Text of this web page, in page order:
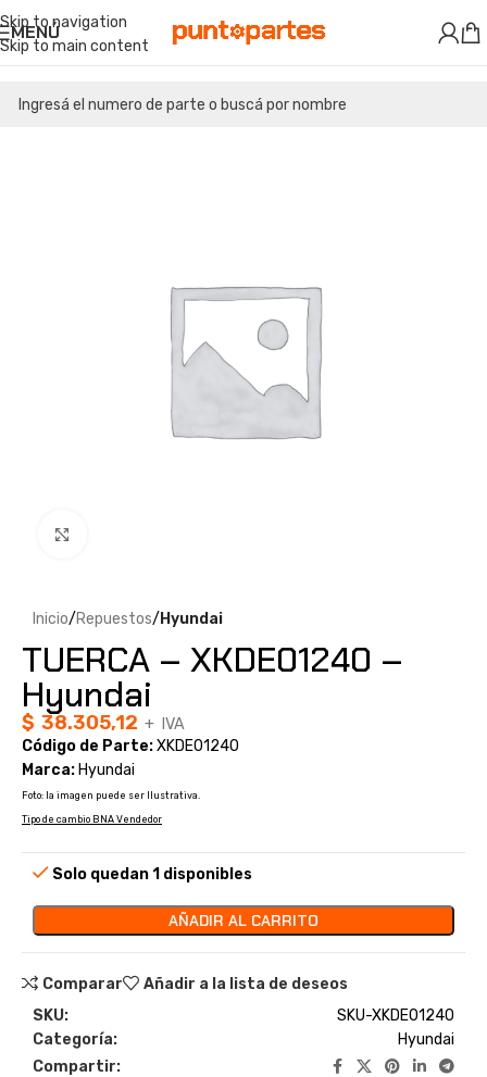
Skip to navigation
Skip to main content
MENÚ
Inicio Repuestos Hyundai
TUERCA – XKDE01240 –
Hyundai
$ 38.305,12 + IVA
Código de Parte:XKDE01240
Marca: Hyundai
Foto: la imagen puede ser Ilustrativa.
Tipo de cambio BNA Vendedor
Solo quedan 1 disponibles
AÑADIR AL CARRITO
Comparar
Añadir a la lista de deseos
SKU:
SKU-XKDE01240
Categoría:
Hyundai
Compartir: